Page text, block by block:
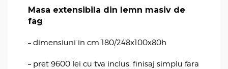
Masa extensibila din lemn masiv de
fag
– dimensiuni in cm 180/248x100x80h
– pret 9600 lei cu tva inclus, finisaj simplu fara